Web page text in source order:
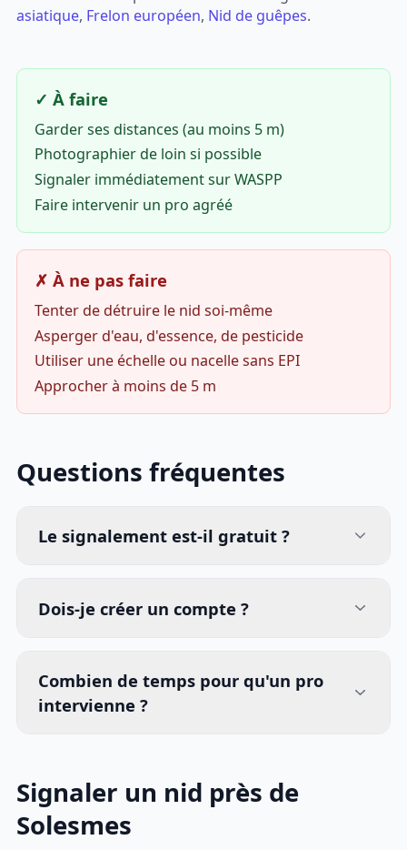
asiatique, Frelon européen, Nid de guêpes.
✓ À faire
Garder ses distances (au moins 5 m)
Photographier de loin si possible
Signaler immédiatement sur WASPP
Faire intervenir un pro agréé
✗ À ne pas faire
Tenter de détruire le nid soi-même
Asperger d'eau, d'essence, de pesticide
Utiliser une échelle ou nacelle sans EPI
Approcher à moins de 5 m
Questions fréquentes
Le signalement est-il gratuit ?
Dois-je créer un compte ?
Combien de temps pour qu'un pro
intervienne ?
Signaler un nid près de
Solesmes